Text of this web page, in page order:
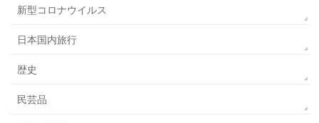
新型コロナウイルス
日本国内旅行
歴史
民芸品